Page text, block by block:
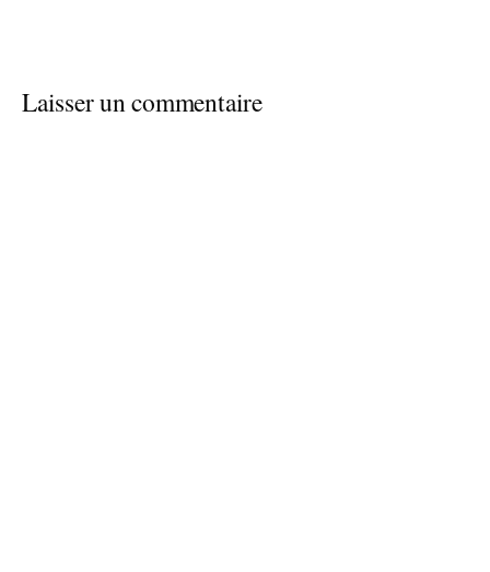
Laisser un commentaire